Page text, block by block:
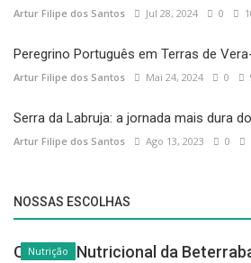
Artur Filipe dos Santos Jul 28, 2024 0
Peregrino Português em Terras de
Artur Filipe dos Santos Mai 24, 2024 0
Serra da Labruja: a jornada mais dura
Artur Filipe dos Santos Ago 13, 2023 0
NOSSAS ESCOLHAS
Nutrição
O Poder Nutricional da